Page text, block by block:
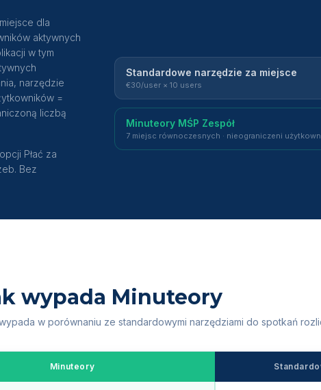
dla
aktywnych
w tym
narzędzie
=
liczbą
Płać za
Bez
Standardowe narzędzie za miejsce
€30/user × 10 users
Minuteory MŚP Zespół
7 miejsc równoczesnych · nieograniczeni
wypada Minuteory
w porównaniu ze standardowymi narzędziami do spotkań
Minuteory